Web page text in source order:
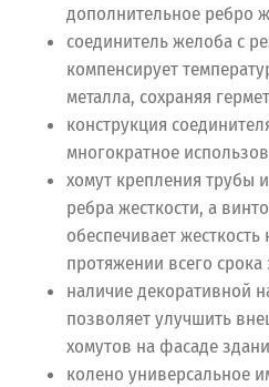
дополнительное ребро
соединитель желоба с
компенсирует
металла, сохраняя
конструкция
многократное
хомут крепления трубы
ребра жесткости, а
обеспечивает
протяжении всего срока
наличие декоративной
позволяет улучшить
хомутов на фасаде
колено универсальное